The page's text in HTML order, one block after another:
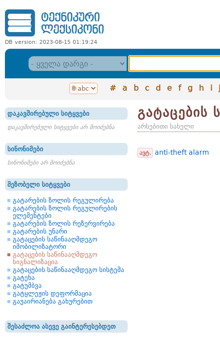
DB version: 2023-08-15 01:19:24
# a b c d e f g h i j
დაკავშირებული სიტყვები
დაკავშირებული სიტყვები არ მოიძებნა
სინონიმები
სინონიმები არ მოიძებნა
მეზობელი სიტყვები
გატარების ზოლის რეგულირება
გატარების ზოლის რეგულირების
ელემენტები
გატარების ზოლის რეზერვირება
გატარების უნარი
გატაცების საწინააღმდეგო
იმობილიზატორი
გატაცების საწინააღმდეგო
სიგნალიზაცია
გატაცების საწინააღმდეგო სისტემა
გატეხა
გატუმბვა
გატყლეჟის დეფორმაცია
გაუაირიანება გახურებით
შესაძლოა ასევე გაინტერესებდეთ
გატაცების
არსებითი სახელი
ავტ. anti-theft alarm